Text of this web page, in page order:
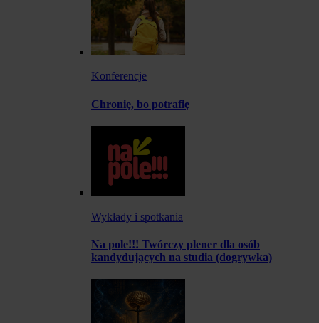
Konferencje
Chronię, bo potrafię
Wykłady i spotkania
Na pole!!! Twórczy plener dla osób
kandydujących na studia (dogrywka)